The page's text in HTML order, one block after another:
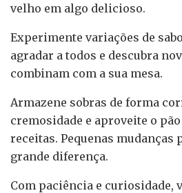
velho em algo delicioso.
Experimente variações de
agradar a todos e descubra
combinam com a sua mesa.
Armazene sobras de forma
cremosidade e aproveite o
receitas. Pequenas mudanças
grande diferença.
Com paciência e curiosidade,